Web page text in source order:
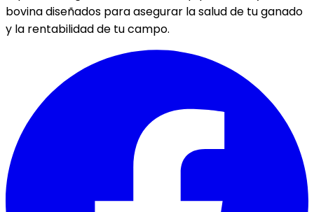
bovina diseñados para asegurar la salud de tu ganado
y la rentabilidad de tu campo.